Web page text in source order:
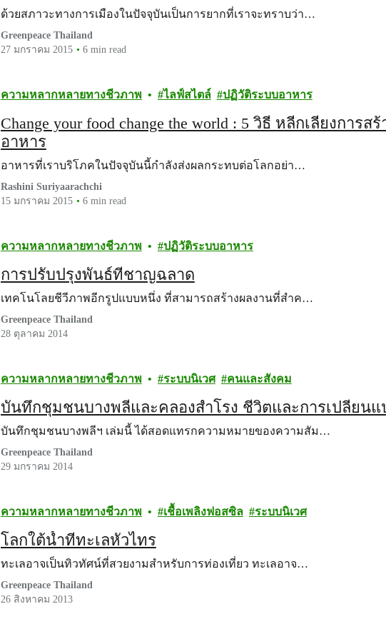
ด้วยสภาวะทางการเมืองในปัจจุบันเป็นการยากที่เราจะทราบว่า…
Greenpeace Thailand
27 มกราคม 2015
6 min read
ความหลากหลายทางชีวภาพ ไลฟ์สไตล์ ปฏิวัติระบบอาหาร
Change your food change the world : 5 วิธี หลีกเลี่ยงการ
อาหาร
อาหารที่เราบริโภคในปัจจุบันนี้กำลังส่งผลกระทบต่อโลกอย่า…
Rashini Suriyaarachchi
15 มกราคม 2015
6 min read
ความหลากหลายทางชีวภาพ ปฏิวัติระบบอาหาร
การปรับปรุงพันธ์ที่ชาญฉลาด
เทคโนโลยชีวีภาพอีกรูปแบบหนึ่ง ที่สามารถสร้างผลงานที่สำค…
Greenpeace Thailand
28 ตุลาคม 2014
ความหลากหลายทางชีวภาพ ระบบนิเวศ คนและสังคม
บันทึกชุมชนบางพลีและคลองสำโรง ชีวิตและการเปลี่ยน
บันทึกชุมชนบางพลีฯ เล่มนี้ ได้สอดแทรกความหมายของความสัม…
Greenpeace Thailand
29 มกราคม 2014
ความหลากหลายทางชีวภาพ เชื้อเพลิงฟอสซิล ระบบนิเวศ
โลกใต้น้ำที่ทะเลหัวไทร
ทะเลอาจเป็นทิวทัศน์ที่สวยงามสำหรับการท่องเที่ยว ทะเลอาจ…
Greenpeace Thailand
26 สิงหาคม 2013